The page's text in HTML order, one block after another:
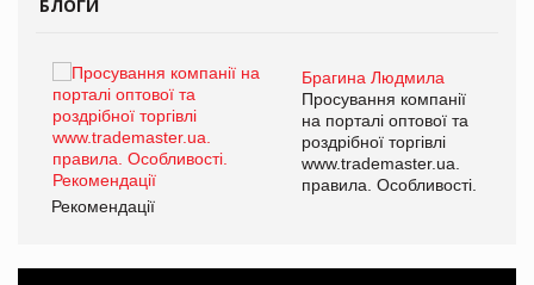
БЛОГИ
Брагина Людмила
Просування компанії
на порталі оптової та
роздрібної торгівлі
www.trademaster.ua.
правила. Особливості.
Рекомендації